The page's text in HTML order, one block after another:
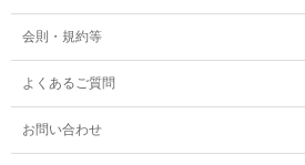
メガロス東小金井学童クラブ
メガロス大和
会則・規約等
よくあるご質問
お問い合わせ